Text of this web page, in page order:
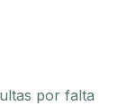
por falta